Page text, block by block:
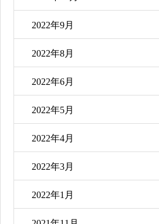
2022年9月
2022年8月
2022年6月
2022年5月
2022年4月
2022年3月
2022年1月